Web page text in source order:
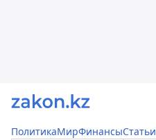
ПолитикаМирФинансыСтатьи